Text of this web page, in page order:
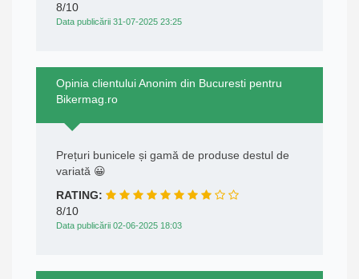
8/10
Data publicării 31-07-2025 23:25
Opinia clientului Anonim din Bucuresti pentru
Bikermag.ro
Prețuri bunicele și gamă de produse destul de
variată 😀
RATING:
8/10
Data publicării 02-06-2025 18:03